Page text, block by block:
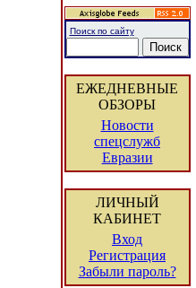
Поиск по сайту
ЕЖЕДНЕВНЫЕ
ОБЗОРЫ
Новости
спецслужб
Евразии
ЛИЧНЫЙ
КАБИНЕТ
Вход
Регистрация
Забыли пароль?